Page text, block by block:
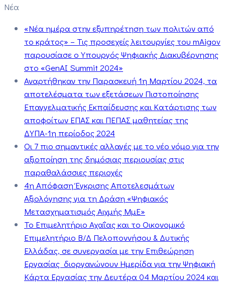
Νέα
«Νέα ημέρα στην εξυπηρέτηση των πολιτών από
το κράτος» – Τις προσεχείς λειτουργίες του mAigov
παρουσίασε ο Υπουργός Ψηφιακής Διακυβέρνησης
στο «GenAI Summit 2024»
Αναρτήθηκαν την Παρασκευή 1η Μαρτίου 2024, τα
αποτελέσματα των εξετάσεων Πιστοποίησης
Επαγγελματικής Εκπαίδευσης και Κατάρτισης των
αποφοίτων ΕΠΑΣ και ΠΕΠΑΣ μαθητείας της
ΔΥΠΑ-1η περίοδος 2024
Οι 7 πιο σημαντικές αλλαγές με το νέο νόμο για την
αξιοποίηση της δημόσιας περιουσίας στις
παραθαλάσσιες περιοχές
4η Απόφαση Έγκρισης Αποτελεσμάτων
Αξιολόγησης για τη Δράση «Ψηφιακός
Μετασχηματισμός Αιχμής ΜμΕ»
Το Επιμελητήριο Αχαΐας και το Οικονομικό
Επιμελητήριο Β/Δ Πελοποννήσου & Δυτικής
Ελλάδας, σε συνεργασία με την Επιθεώρηση
Εργασίας διοργανώνουν Ημερίδα για την Ψηφιακή
Κάρτα Εργασίας την Δευτέρα 04 Μαρτίου 2024 και